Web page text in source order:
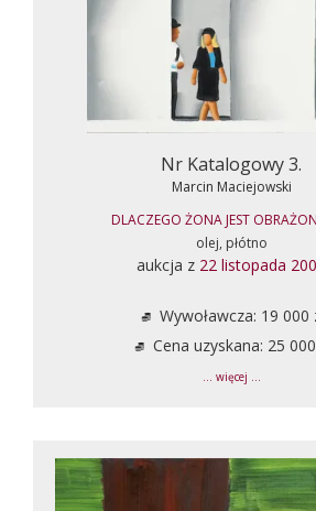
Nr Katalogowy 3.
Marcin Maciejowski
DLACZEGO ŻONA JEST
olej, płótno
aukcja z 22 listopada
Wywoławcza: 19 000
Cena uzyskana: 25 000
... więcej ...